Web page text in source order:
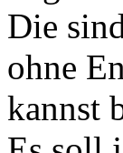
Die
ohne
kannst